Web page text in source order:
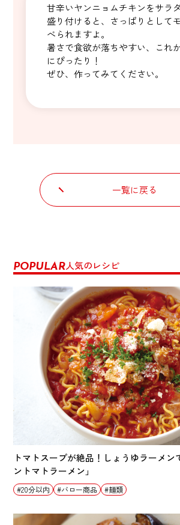
甘辛いヤンニョムチキンをサラ
盛り付けると、さっぱりとして
べられますよ。
暑さで食欲が落ちやすい、これ
にぴったり！
ぜひ、作ってみてください。
一覧に戻る
POPULAR人気のレシピ
トマトスープが絶品！しょうゆラーメン
ントマトラーメン」
20分以内 バロー商品 麺類